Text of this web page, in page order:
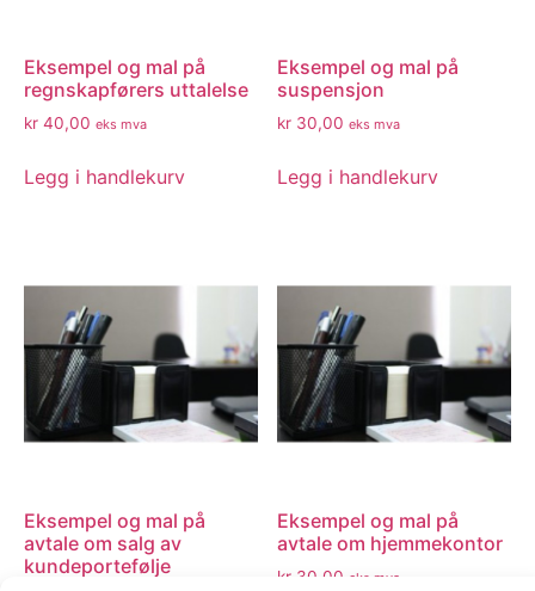
Eksempel og mal på
regnskapførers uttalelse
kr 40,00 eks mva
Legg i handlekurv
Eksempel og mal på
suspensjon
kr 30,00 eks mva
Legg i handlekurv
Eksempel og mal på
avtale om salg av
kundeportefølje
Eksempel og mal på
avtale om hjemmekontor
kr 30,00 eks mva